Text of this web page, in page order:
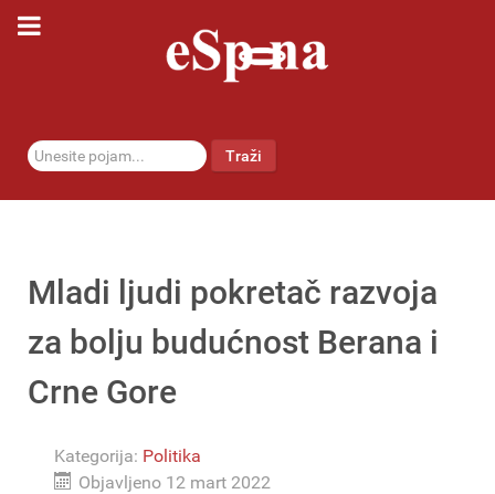
traži... Traži
Mladi ljudi pokretač razvoja
za bolju budućnost Berana i
Crne Gore
Kategorija: Politika
Objavljeno 12 mart 2022